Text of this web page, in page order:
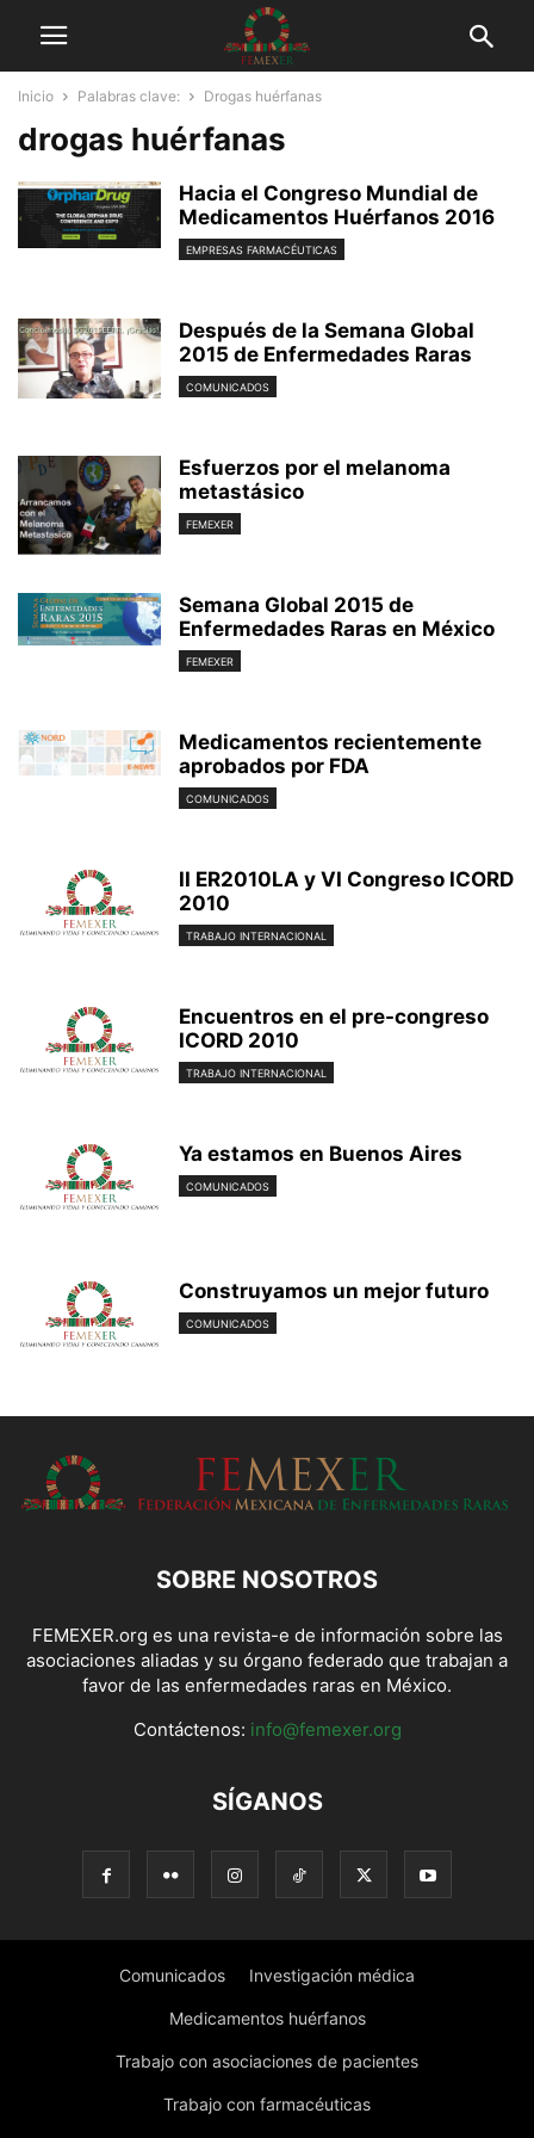
Inicio Palabras clave: Drogas huérfanas
drogas huérfanas
Hacia el Congreso Mundial de
Medicamentos Huérfanos 2016
EMPRESAS FARMACÉUTICAS
Después de la Semana Global
2015 de Enfermedades Raras
COMUNICADOS
Esfuerzos por el melanoma
metastásico
FEMEXER
Semana Global 2015 de
Enfermedades Raras en México
FEMEXER
Medicamentos recientemente
aprobados por FDA
COMUNICADOS
II ER2010LA y VI Congreso ICORD
2010
TRABAJO INTERNACIONAL
Encuentros en el pre-congreso
ICORD 2010
TRABAJO INTERNACIONAL
Ya estamos en Buenos Aires
COMUNICADOS
Construyamos un mejor futuro
COMUNICADOS
SOBRE NOSOTROS
FEMEXER.org es una revista-e de información sobre las
asociaciones aliadas y su órgano federado que trabajan a
favor de las enfermedades raras en México.
Contáctenos: info@femexer.org
SÍGANOS
Comunicados Investigación médica
Medicamentos huérfanos
Trabajo con asociaciones de pacientes
Trabajo con farmacéuticas